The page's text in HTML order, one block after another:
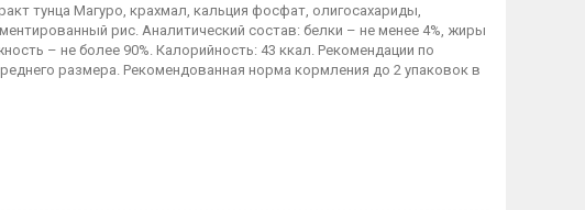
тунца Магуро, крахмал, кальция фосфат, олигосахариды,
рис. Аналитический состав: белки – не менее 4%, жиры
– не более 90%. Калорийность: 43 ккал. Рекомендации по
размера. Рекомендованная норма кормления до 2 упаковок в